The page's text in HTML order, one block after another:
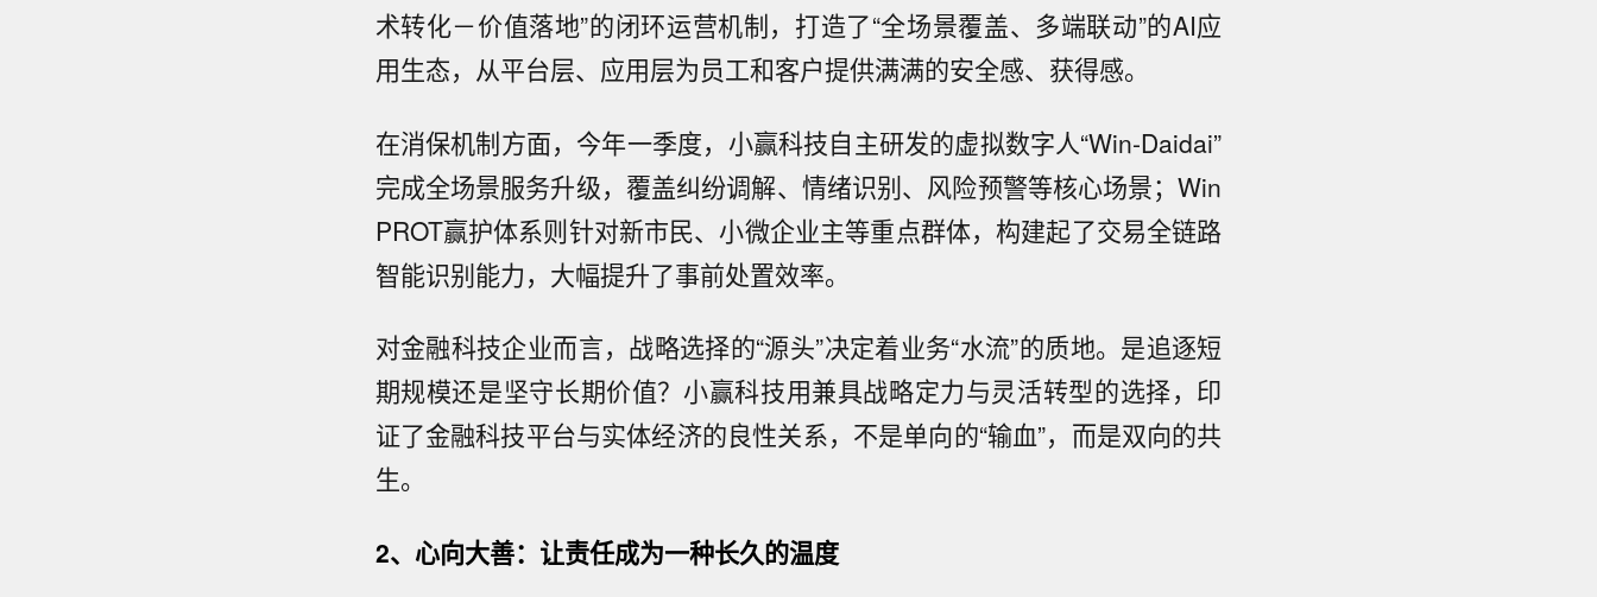
术转化－价值落地”的闭环运营机制，打造了“全场景覆盖、多端联动”的AI应
用生态，从平台层、应用层为员工和客户提供满满的安全感、获得感。
在消保机制方面，今年一季度，小赢科技自主研发的虚拟数字人“Win-Daidai”
完成全场景服务升级，覆盖纠纷调解、情绪识别、风险预警等核心场景；Win
PROT赢护体系则针对新市民、小微企业主等重点群体，构建起了交易全链路
智能识别能力，大幅提升了事前处置效率。
对金融科技企业而言，战略选择的“源头”决定着业务“水流”的质地。是追逐短
期规模还是坚守长期价值？小赢科技用兼具战略定力与灵活转型的选择，印
证了金融科技平台与实体经济的良性关系，不是单向的“输血”，而是双向的共
生。
2、心向大善：让责任成为一种长久的温度